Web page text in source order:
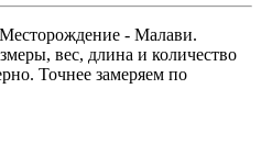
- Малави.
вес, длина и количество
Точнее замеряем по